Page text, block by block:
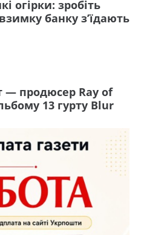
огірки: зробіть
банку з’їдають
— продюсер Ray of
13 гурту Blur